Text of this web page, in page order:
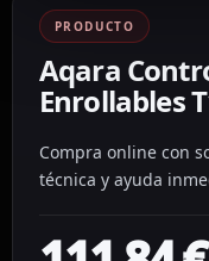
PRODUCTO
Aqara
Enrollables
Compra online con
técnica y ayuda